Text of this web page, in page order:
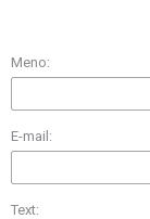
Meno:
E-mail:
Text: